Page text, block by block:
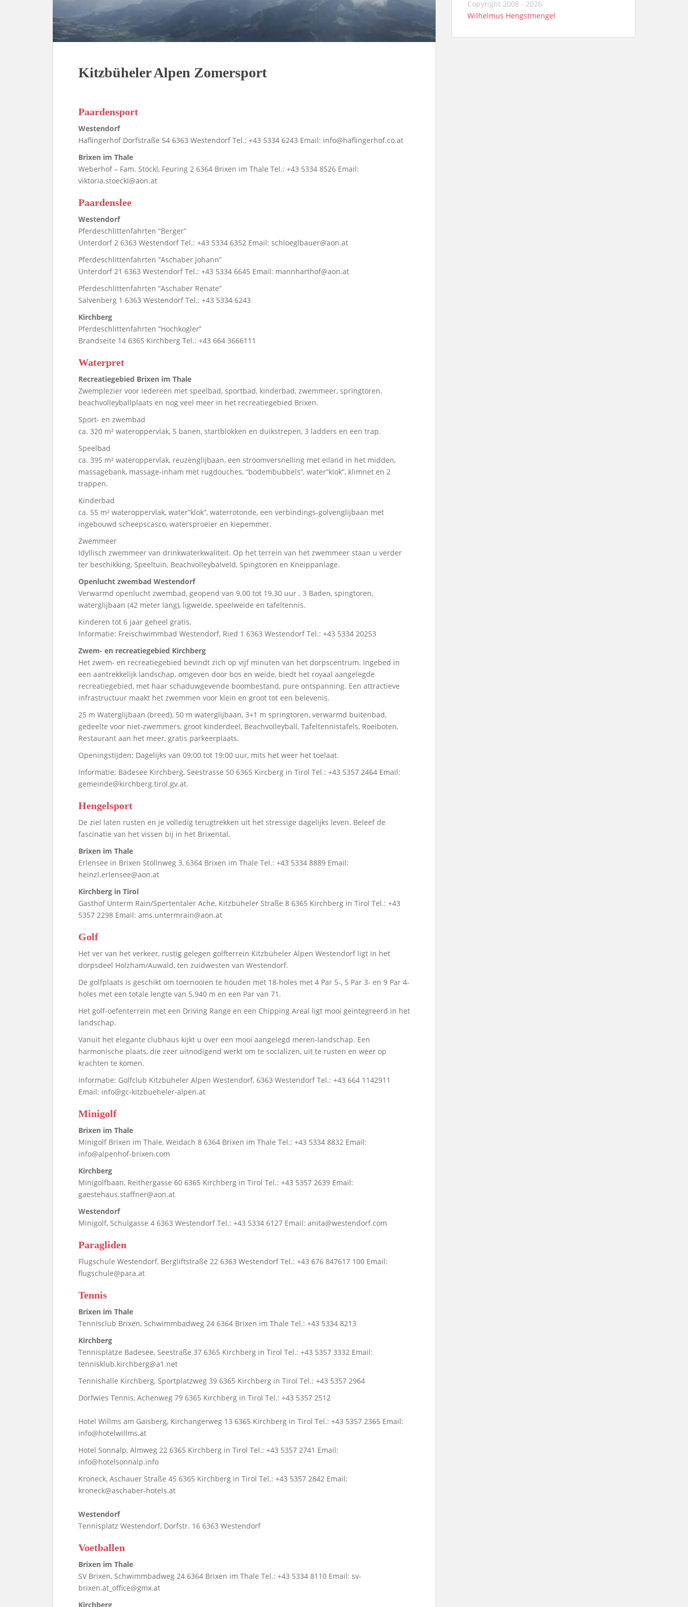
Kitzbüheler Alpen Zomersport
Paardensport
Westendorf
Haflingerhof Dorfstraße 54 6363 Westendorf Tel.: +43 5334 6243 Email: info@haflingerhof.co.at
Brixen im Thale
Weberhof – Fam. Stöckl, Feuring 2 6364 Brixen im Thale Tel.: +43 5334 8526 Email:
viktoria.stoeckl@aon.at
Paardenslee
Westendorf
Pferdeschlittenfahrten “Berger”
Unterdorf 2 6363 Westendorf Tel.: +43 5334 6352 Email: schloeglbauer@aon.at
Pferdeschlittenfahrten “Aschaber Johann”
Unterdorf 21 6363 Westendorf Tel.: +43 5334 6645 Email: mannharthof@aon.at
Pferdeschlittenfahrten “Aschaber Renate”
Salvenberg 1 6363 Westendorf Tel.: +43 5334 6243
Kirchberg
Pferdeschlittenfahrten “Hochkogler”
Brandseite 14 6365 Kirchberg Tel.: +43 664 3666111
Waterpret
Recreatiegebied Brixen im Thale
Zwemplezier voor iedereen met speelbad, sportbad, kinderbad, zwemmeer, springtoren,
beachvolleyballplaats en nog veel meer in het recreatiegebied Brixen.
Sport- en zwembad
ca. 320 m² wateroppervlak, 5 banen, startblokken en duikstrepen, 3 ladders en een trap.
Speelbad
ca. 395 m² wateroppervlak, reuzenglijbaan, een stroomversnelling met eiland in het midden,
massagebank, massage-inham met rugdouches, “bodembubbels”, water”klok”, klimnet en 2
trappen.
Kinderbad
ca. 55 m² wateroppervlak, water”klok”, waterrotonde, een verbindings-golvenglijbaan met
ingebouwd scheepscasco, watersproeier en kiepemmer.
Zwemmeer
Idyllisch zwemmeer van drinkwaterkwaliteit. Op het terrein van het zwemmeer staan u verder
ter beschikking, Speeltuin, Beachvolleybalveld, Spingtoren en Kneippanlage.
Openlucht zwembad Westendorf
Verwarmd openlucht zwembad, geopend van 9.00 tot 19.30 uur . 3 Baden, spingtoren,
waterglijbaan (42 meter lang), ligweide, speelweide en tafeltennis.
Kinderen tot 6 jaar geheel gratis.
Informatie: Freischwimmbad Westendorf, Ried 1 6363 Westendorf Tel.: +43 5334 20253
Zwem- en recreatiegebied Kirchberg
Het zwem- en recreatiegebied bevindt zich op vijf minuten van het dorpscentrum. Ingebed in
een aantrekkelijk landschap, omgeven door bos en weide, biedt het royaal aangelegde
recreatiegebied, met haar schaduwgevende boombestand, pure ontspanning. Een attractieve
infrastructuur maakt het zwemmen voor klein en groot tot een belevenis.
25 m Waterglijbaan (breed), 50 m waterglijbaan, 3+1 m springtoren, verwarmd buitenbad,
gedeelte voor niet-zwemmers, groot kinderdeel, Beachvolleyball, Tafeltennistafels, Roeiboten,
Restaurant aan het meer, gratis parkeerplaats.
Openingstijden: Dagelijks van 09:00 tot 19:00 uur, mits het weer het toelaat.
Informatie: Badesee Kirchberg, Seestrasse 50 6365 Kircberg in Tirol Tel.: +43 5357 2464 Email:
gemeinde@kirchberg.tirol.gv.at.
Hengelsport
De ziel laten rusten en je volledig terugtrekken uit het stressige dagelijks leven. Beleef de
fascinatie van het vissen bij in het Brixental.
Brixen im Thale
Erlensee in Brixen Stöllnweg 3, 6364 Brixen im Thale Tel.: +43 5334 8889 Email:
heinzl.erlensee@aon.at
Kirchberg in Tirol
Gasthof Unterm Rain/Spertentaler Ache, Kitzbüheler Straße 8 6365 Kirchberg in Tirol Tel.: +43
5357 2298 Email: ams.untermrain@aon.at
Golf
Het ver van het verkeer, rustig gelegen golfterrein Kitzbüheler Alpen Westendorf ligt in het
dorpsdeel Holzham/Auwald, ten zuidwesten van Westendorf.
De golfplaats is geschikt om toernooien te houden met 18-holes met 4 Par 5-, 5 Par 3- en 9 Par 4-
holes met een totale lengte van 5.940 m en een Par van 71.
Het golf-oefenterrein met een Driving Range en een Chipping Areal ligt mooi geïntegreerd in het
landschap.
Vanuit het elegante clubhaus kijkt u over een mooi aangelegd meren-landschap. Een
harmonische plaats, die zeer uitnodigend werkt om te socializen, uit te rusten en weer op
krachten te komen.
Informatie: Golfclub Kitzbüheler Alpen Westendorf, 6363 Westendorf Tel.: +43 664 1142911
Email: info@gc-kitzbueheler-alpen.at
Minigolf
Brixen im Thale
Minigolf Brixen im Thale, Weidach 8 6364 Brixen im Thale Tel.: +43 5334 8832 Email:
info@alpenhof-brixen.com
Kirchberg
Minigolfbaan, Reithergasse 60 6365 Kirchberg in Tirol Tel.: +43 5357 2639 Email:
gaestehaus.staffner@aon.at
Westendorf
Minigolf, Schulgasse 4 6363 Westendorf Tel.: +43 5334 6127 Email: anita@westendorf.com
Paragliden
Flugschule Westendorf, Bergliftstraße 22 6363 Westendorf Tel.: +43 676 847617 100 Email:
flugschule@para.at
Tennis
Brixen im Thale
Tennisclub Brixen, Schwimmbadweg 24 6364 Brixen im Thale Tel.: +43 5334 8213
Kirchberg
Tennisplätze Badesee, Seestraße 37 6365 Kirchberg in Tirol Tel.: +43 5357 3332 Email:
tennisklub.kirchberg@a1.net
Tennishalle Kirchberg, Sportplatzweg 39 6365 Kirchberg in Tirol Tel.: +43 5357 2964
Dorfwies Tennis, Achenweg 79 6365 Kirchberg in Tirol Tel.: +43 5357 2512
Hotel Willms am Gaisberg, Kirchangerweg 13 6365 Kirchberg in Tirol Tel.: +43 5357 2365 Email:
info@hotelwillms.at
Hotel Sonnalp, Almweg 22 6365 Kirchberg in Tirol Tel.: +43 5357 2741 Email:
info@hotelsonnalp.info
Kroneck, Aschauer Straße 45 6365 Kirchberg in Tirol Tel.: +43 5357 2842 Email:
kroneck@aschaber-hotels.at
Westendorf
Tennisplatz Westendorf, Dorfstr. 16 6363 Westendorf
Voetballen
Brixen im Thale
SV Brixen, Schwimmbadweg 24 6364 Brixen im Thale Tel.: +43 5334 8110 Email: sv-
brixen.at_office@gmx.at
Kirchberg
Copyright 2008 - 2026
Wilhelmus Hengstmengel